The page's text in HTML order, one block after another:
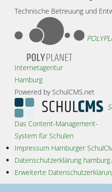
Technische Betreuung und
Internetagentur
Hamburg
Powered by SchulCMS.net
Das Content-Management-
System für Schulen
Impressum Hamburger
Datenschutzerklärung
Erweiterte